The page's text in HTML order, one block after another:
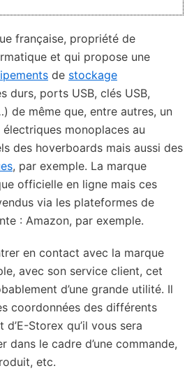
française, propriété de
et qui propose une
de stockage
durs, ports USB, clés USB,
de même que, entre autres, un
monoplaces au
des hoverboards mais aussi des
, par exemple. La marque
officielle en ligne mais ces
via les plateformes de
: Amazon, par exemple.
en contact avec la marque
avec son service client, cet
d’une grande utilité. Il
coordonnées des différents
Storex qu’il vous sera
dans le cadre d’une commande,
etc.